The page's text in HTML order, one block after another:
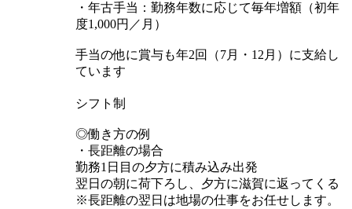
・年古手当：勤務年数に応じて毎年増額（初年
度1,000円／月）
手当の他に賞与も年2回（7月・12月）に支給し
ています
シフト制
◎働き方の例
・長距離の場合
勤務1日目の夕方に積み込み出発
翌日の朝に荷下ろし、夕方に滋賀に返ってくる
※長距離の翌日は地場の仕事をお任せします。